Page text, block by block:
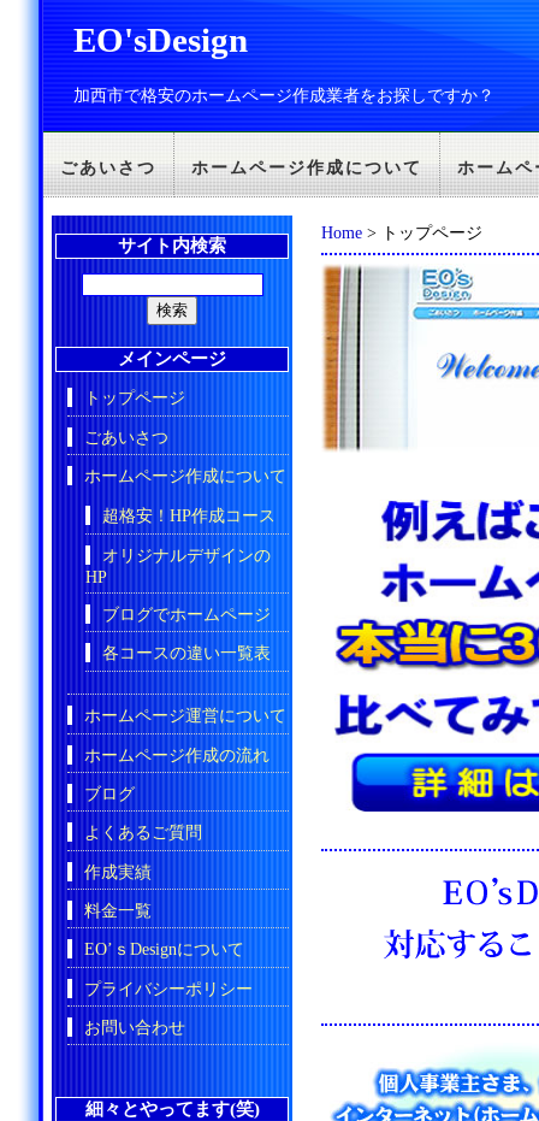
EO'sDesign
加西市で格安のホームページ作成業者をお探しですか？
ごあいさつ ホームページ作成について ホームペ
Home > トップページ
サイト内検索
メインページ
トップページ
ごあいさつ
ホームページ作成について
超格安！HP作成コース
オリジナルデザインの
HP
ブログでホームページ
各コースの違い一覧表
ホームページ運営について
ホームページ作成の流れ
ブログ
よくあるご質問
作成実績
料金一覧
EO’ｓDesignについて
プライバシーポリシー
お問い合わせ
細々とやってます(笑)